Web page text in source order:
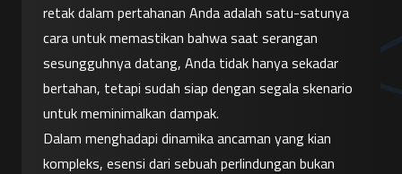
retak dalam pertahanan Anda adalah satu-satunya
cara untuk memastikan bahwa saat serangan
sesungguhnya datang, Anda tidak hanya sekadar
bertahan, tetapi sudah siap dengan segala skenario
untuk meminimalkan dampak.
Dalam menghadapi dinamika ancaman yang kian
kompleks, esensi dari sebuah perlindungan bukan